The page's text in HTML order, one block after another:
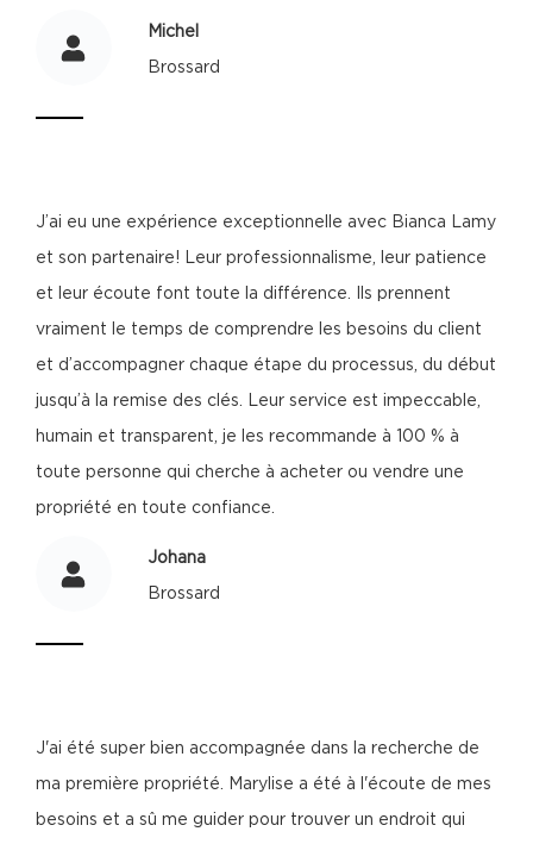
Michel
Brossard
J’ai eu une expérience exceptionnelle avec Bianca Lamy
et son partenaire! Leur professionnalisme, leur patience
et leur écoute font toute la différence. Ils prennent
vraiment le temps de comprendre les besoins du client
et d’accompagner chaque étape du processus, du début
jusqu’à la remise des clés. Leur service est impeccable,
humain et transparent, je les recommande à 100 % à
toute personne qui cherche à acheter ou vendre une
propriété en toute confiance.
Johana
Brossard
J'ai été super bien accompagnée dans la recherche de
ma première propriété. Marylise a été à l'écoute de mes
besoins et a sû me guider pour trouver un endroit qui